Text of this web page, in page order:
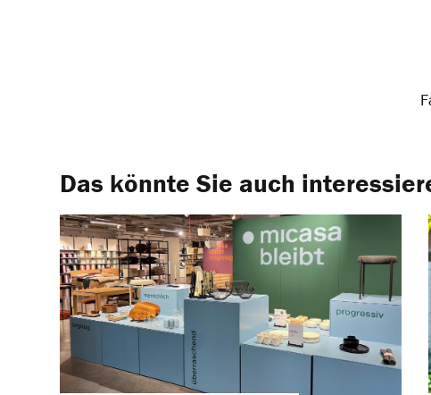
Das könnte Sie auch